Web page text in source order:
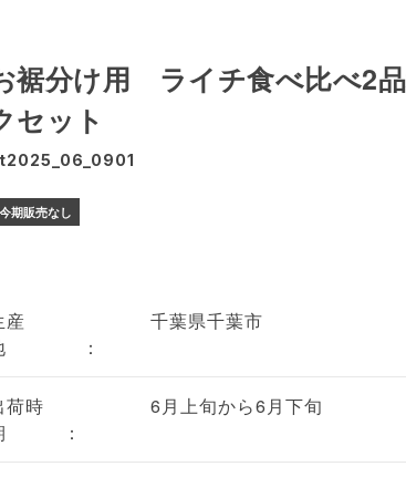
裾分け用 ライチ食べ比べ2
セット
今期販売なし
産
：
千葉県千葉市
荷時
：
6月上旬から6月下旬